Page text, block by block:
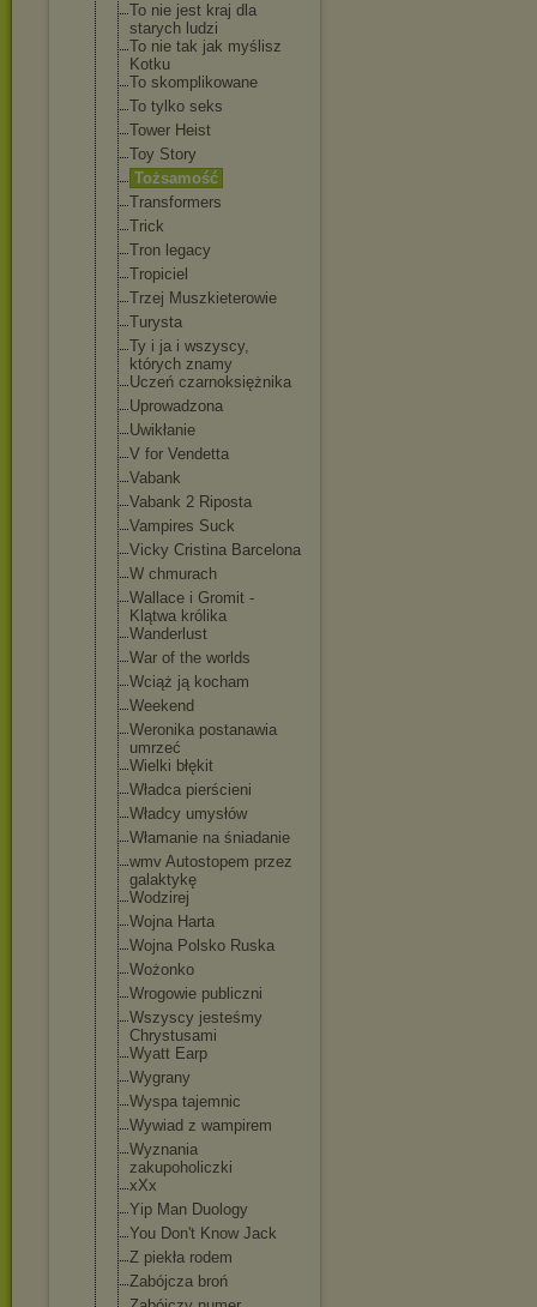
To nie jest kraj dla
starych ludzi
To nie tak jak myślisz
Kotku
To skomplikowane
To tylko seks
Tower Heist
Toy Story
Tożsamość
Transformers
Trick
Tron legacy
Tropiciel
Trzej Muszkieterowie
Turysta
Ty i ja i wszyscy,
których znamy
Uczeń czarnoksiężnika
Uprowadzona
Uwikłanie
V for Vendetta
Vabank
Vabank 2 Riposta
Vampires Suck
Vicky Cristina Barcelona
W chmurach
Wallace i Gromit -
Klątwa królika
Wanderlust
War of the worlds
Wciąż ją kocham
Weekend
Weronika postanawia
umrzeć
Wielki błękit
Władca pierścieni
Władcy umysłów
Włamanie na śniadanie
wmv Autostopem przez
galaktykę
Wodzirej
Wojna Harta
Wojna Polsko Ruska
Wożonko
Wrogowie publiczni
Wszyscy jesteśmy
Chrystusami
Wyatt Earp
Wygrany
Wyspa tajemnic
Wywiad z wampirem
Wyznania
zakupoholiczki
xXx
Yip Man Duology
You Don't Know Jack
Z piekła rodem
Zabójcza broń